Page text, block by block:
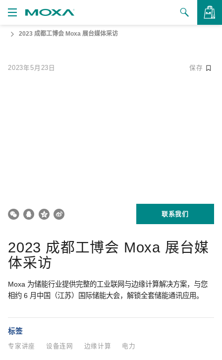
品 2023 成都工博会 Moxa 展台媒体采访
2023年5月23日 保存
联系我们
2023 成都工博会 Moxa 展台媒
体采访
Moxa 为储能行业提供完整的工业联网与边缘计算解决方案，与您
相约 6 月中国（江苏）国际储能大会，解锁全套储能通讯应用。
标签
专家讲座 设备连网 边缘计算 电力
查看询价